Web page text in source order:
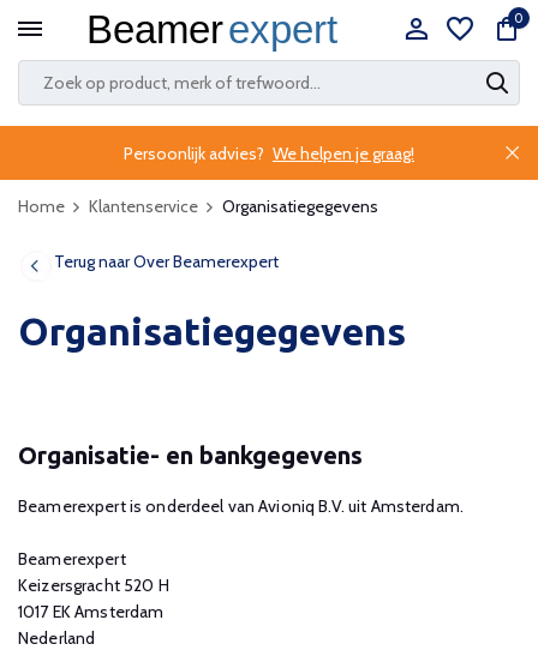
0
Persoonlijk advies? We helpen je graag!
Home Klantenservice Organisatiegegevens
Terug naar Over Beamerexpert
Organisatiegegevens
Organisatie- en bankgegevens
Beamerexpert is onderdeel van Avioniq B.V. uit Amsterdam.
Beamerexpert
Keizersgracht 520 H
1017 EK Amsterdam
Nederland